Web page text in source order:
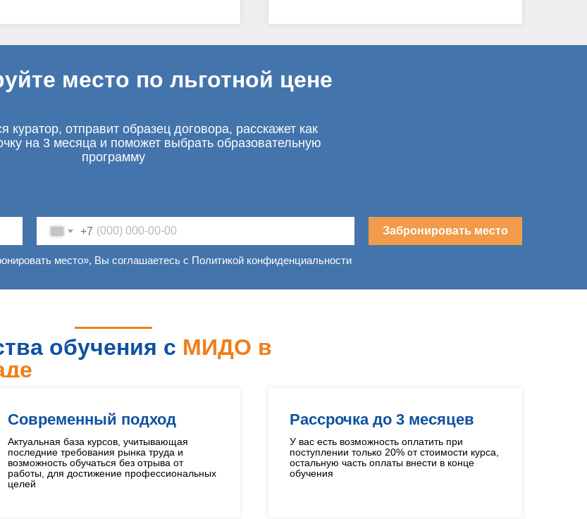
место по льготной цене
куратор, отправит образец договора, расскажет как
на 3 месяца и поможет выбрать образовательную
программу
+7 Забронировать место
место», Вы соглашаетесь с Политикой конфиденциальности
обучения с МИДО в
Современный подход
Актуальная база курсов, учитывающая
последние требования рынка труда и
возможность обучаться без отрыва от
работы, для достижение профессиональных
целей
Рассрочка до 3 месяцев
У вас есть возможность оплатить при
поступлении только 20% от стоимости курса,
остальную часть оплаты внести в конце
обучения